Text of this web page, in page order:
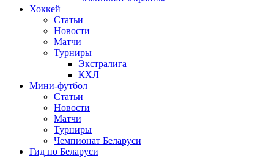
Хоккей
Статьи
Новости
Матчи
Турниры
Экстралига
КХЛ
Мини-футбол
Статьи
Новости
Матчи
Турниры
Чемпионат Беларуси
Гид по Беларуси